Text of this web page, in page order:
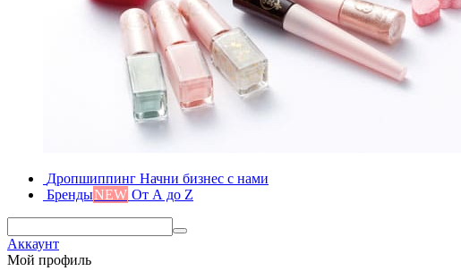
Дропшиппинг Начни бизнес с нами
БрендыNEW От А до Z
Аккаунт
Мой профиль